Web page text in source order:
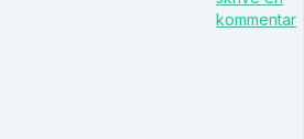
kommentar